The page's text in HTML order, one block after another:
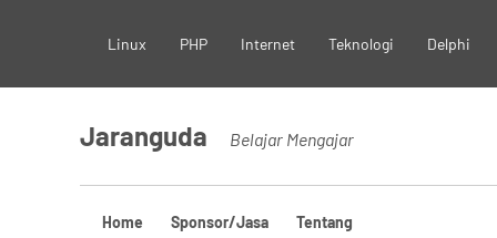
content
Linux PHP Internet Teknologi Delphi
Jaranguda Belajar Mengajar
Home Sponsor/Jasa Tentang